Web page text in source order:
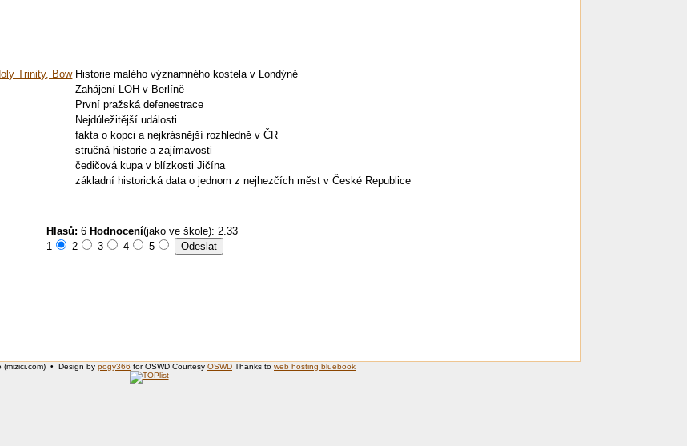
Trinity, Bow Historie malého významného kostela v Londýně
Zahájení LOH v Berlíně
První pražská defenestrace
Nejdůležitější události.
fakta o kopci a nejkrásnější rozhledně v ČR
stručná historie a zajímavosti
čedičová kupa v blízkosti Jičína
základní historická data o jednom z nejhezčích měst v České Republice
Hlasů:6 Hodnocení(jako ve škole): 2.33
1
2 3 4 5
(mizici.com) • Design by pogy366 for OSWD Courtesy OSWD Thanks to web hosting bluebook